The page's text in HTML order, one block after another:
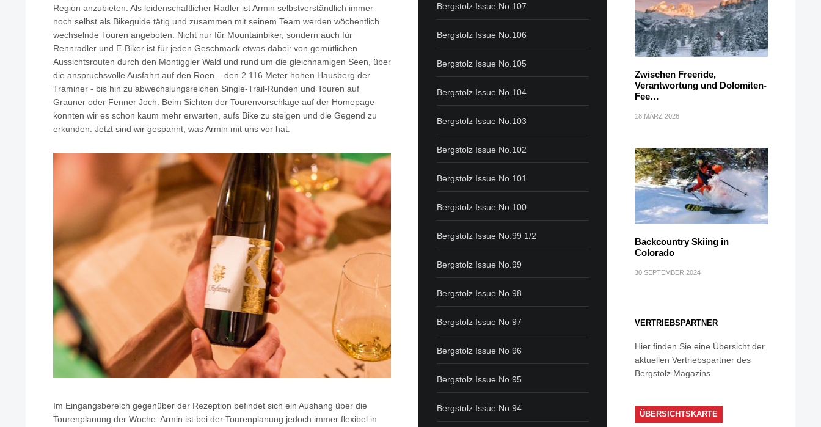
Region anzubieten. Als leidenschaftlicher Radler ist Armin selbstverständlich immer
noch selbst als Bikeguide tätig und zusammen mit seinem Team werden wöchentlich
wechselnde Touren angeboten. Nicht nur für Mountainbiker, sondern auch für
Rennradler und E-Biker ist für jeden Geschmack etwas dabei: von gemütlichen
Aussichtsrouten durch den Montiggler Wald und rund um die gleichnamigen Seen, über
die anspruchsvolle Ausfahrt auf den Roen – den 2.116 Meter hohen Hausberg der
Traminer - bis hin zu abwechslungsreichen Single-Trail-Runden und Touren auf
Grauner oder Fenner Joch. Beim Sichten der Tourenvorschläge auf der Homepage
konnten wir es schon kaum mehr erwarten, aufs Bike zu steigen und die Gegend zu
erkunden. Jetzt sind wir gespannt, was Armin mit uns vor hat.
Im Eingangsbereich gegenüber der Rezeption befindet sich ein Aushang über die
Tourenplanung der Woche. Armin ist bei der Tourenplanung jedoch immer flexibel in
Bergstolz Issue No.107
Bergstolz Issue No.106
Bergstolz Issue No.105
Bergstolz Issue No.104
Bergstolz Issue No.103
Bergstolz Issue No.102
Bergstolz Issue No.101
Bergstolz Issue No.100
Bergstolz Issue No.99 1/2
Bergstolz Issue No.99
Bergstolz Issue No.98
Bergstolz Issue No 97
Bergstolz Issue No 96
Bergstolz Issue No 95
Bergstolz Issue No 94
Zwischen Freeride,
Verantwortung und Dolomiten-
Fee…
18.MÄRZ 2026
Backcountry Skiing in
Colorado
30.SEPTEMBER 2024
VERTRIEBSPARTNER
Hier finden Sie eine Übersicht der
aktuellen Vertriebspartner des
Bergstolz Magazins.
ÜBERSICHTSKARTE